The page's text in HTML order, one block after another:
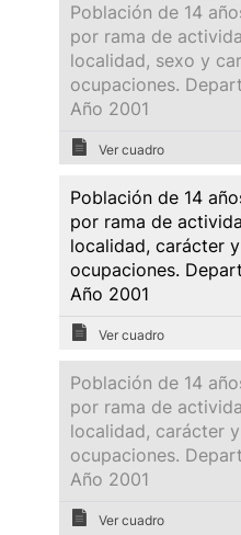
Población de 14
por rama de
localidad, sexo y
ocupaciones.
Año 2001
Ver cuadro
Población de 14
por rama de
localidad, carácter
ocupaciones.
Año 2001
Ver cuadro
Población de 14
por rama de
localidad, carácter
ocupaciones.
Año 2001
Ver cuadro